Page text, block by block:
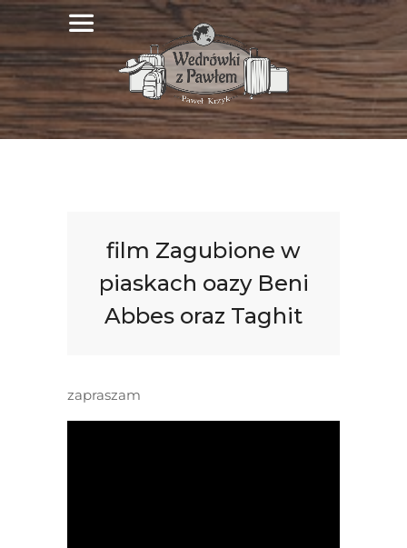
film Zagubione w
piaskach oazy Beni
Abbes oraz Taghit
zapraszam